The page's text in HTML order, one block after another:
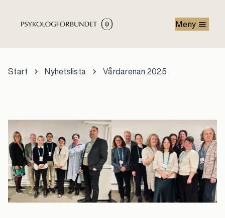
Meny
Start Nyhetslista Vårdarenan 2025